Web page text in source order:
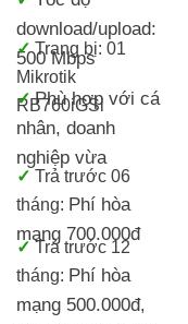
download/upload:
500 Mbps
✓Trang bị: 01
Mikrotik
RB760iGSi
✓Phù hợp với cá
nhân, doanh
nghiệp vừa
✓ Trả trước 06
tháng: Phí hòa
mạng 700.000đ
✓ Trả trước 12
tháng: Phí hòa
mạng 500.000đ,